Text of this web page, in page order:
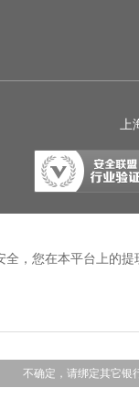
，您在本平台上的提
不确定，请绑定其它银